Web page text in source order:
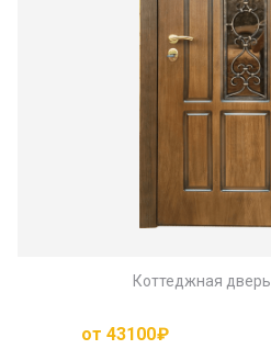
Коттеджная дверь
от 43100₽